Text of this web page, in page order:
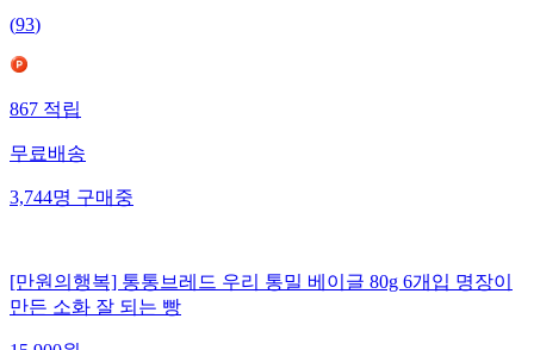
(93)
867적립
무료배송
3,744명구매중
[만원의행복] 통통브레드 우리 통밀 베이글 80g 6개입 명장이
만든 소화 잘 되는 빵